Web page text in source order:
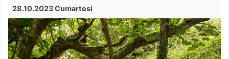
28.10.2023 Cumartesi